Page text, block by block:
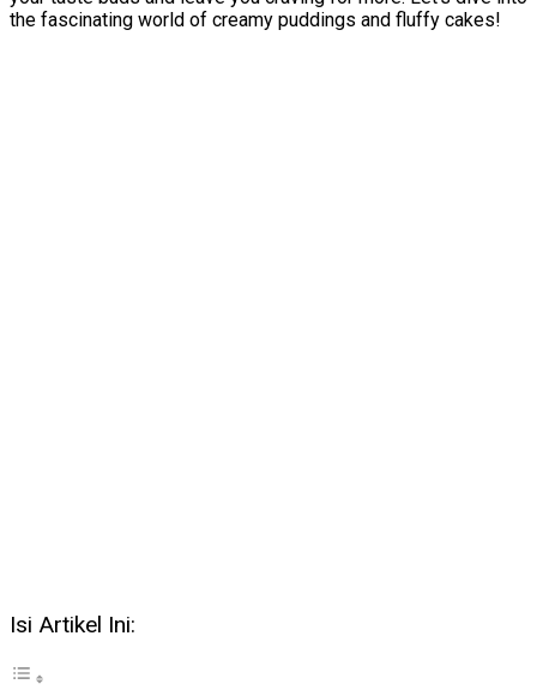
the fascinating world of creamy puddings and fluffy cakes!
Isi Artikel Ini: